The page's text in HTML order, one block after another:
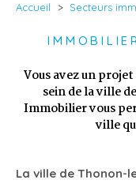
Accueil > Secteurs
Vous avez un
sein de la ville
Immobilier vous
ville
La ville de Thonon-